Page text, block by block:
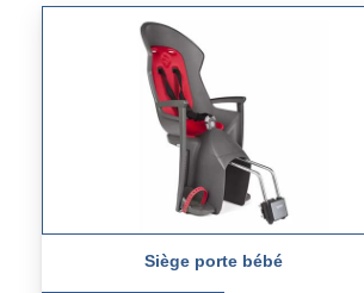
Siège porte bébé